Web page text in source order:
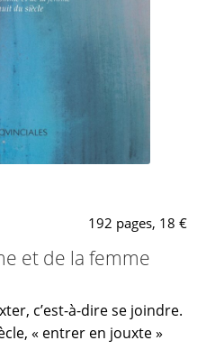
192 pages, 18 €
et de la femme
c’est-à-dire se joindre.
« entrer en jouxte »